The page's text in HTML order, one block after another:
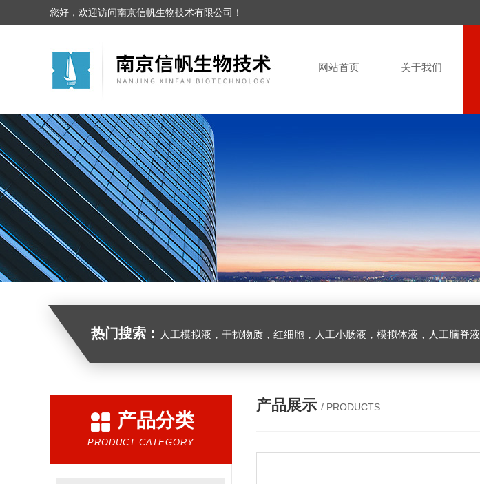
您好，欢迎访问南京信帆生物技术有限公司！
网站首页 关于我们
热门搜索： 人工模拟液，干扰物质，红细胞，人工小肠液，模拟体液，人工脑脊液
产品分类
PRODUCT CATEGORY
产品展示 / PRODUCTS